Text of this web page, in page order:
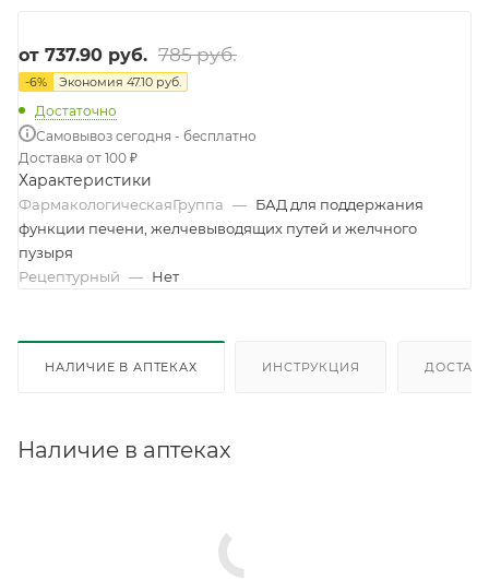
от 737.90 руб. 785 руб.
-6% Экономия 47.10 руб.
Достаточно
Самовывоз сегодня - бесплатно
Доставка от 100 ₽
Характеристики
ФармакологическаяГруппа — БАД для поддержания
функции печени, желчевыводящих путей и желчного
пузыря
Рецептурный — Нет
НАЛИЧИЕ В АПТЕКАХ ИНСТРУКЦИЯ
Наличие в аптеках